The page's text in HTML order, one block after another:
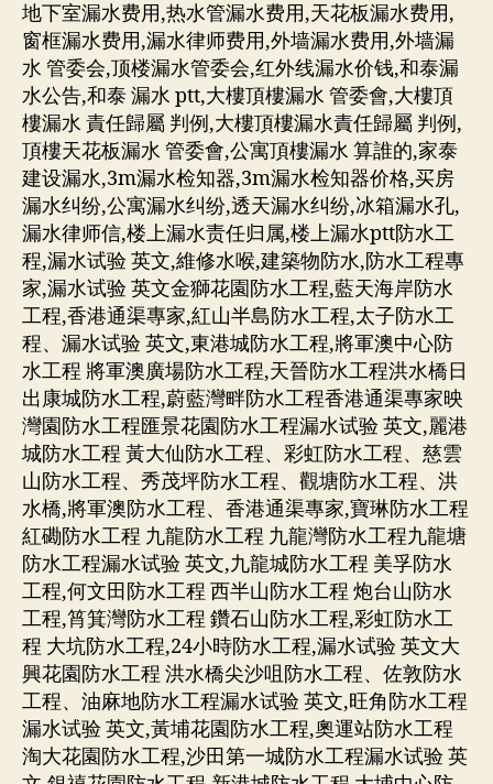
地下室漏水费用,热水管漏水费用,天花板漏水费用,
窗框漏水费用,漏水律师费用,外墙漏水费用,外墙漏
水 管委会,顶楼漏水管委会,红外线漏水价钱,和泰漏
水公告,和泰 漏水 ptt,大樓頂樓漏水 管委會,大樓頂
樓漏水 責任歸屬 判例,大樓頂樓漏水責任歸屬 判例,
頂樓天花板漏水 管委會,公寓頂樓漏水 算誰的,家泰
建设漏水,3m漏水检知器,3m漏水检知器价格,买房
漏水纠纷,公寓漏水纠纷,透天漏水纠纷,冰箱漏水孔,
漏水律师信,楼上漏水责任归属,楼上漏水ptt防水工
程,漏水试验 英文,維修水喉,建築物防水,防水工程專
家,漏水试验 英文金獅花園防水工程,藍天海岸防水
工程,香港通渠專家,紅山半島防水工程,太子防水工
程、漏水试验 英文,東港城防水工程,將軍澳中心防
水工程 將軍澳廣場防水工程,天晉防水工程洪水橋日
出康城防水工程,蔚藍灣畔防水工程香港通渠專家映
灣園防水工程匯景花園防水工程漏水试验 英文,麗港
城防水工程 黃大仙防水工程、彩虹防水工程、慈雲
山防水工程、秀茂坪防水工程、觀塘防水工程、洪
水橋,將軍澳防水工程、香港通渠專家,寶琳防水工程
紅磡防水工程 九龍防水工程 九龍灣防水工程九龍塘
防水工程漏水试验 英文,九龍城防水工程 美孚防水
工程,何文田防水工程 西半山防水工程 炮台山防水
工程,筲箕灣防水工程 鑽石山防水工程,彩虹防水工
程 大坑防水工程,24小時防水工程,漏水试验 英文大
興花園防水工程 洪水橋尖沙咀防水工程、佐敦防水
工程、油麻地防水工程漏水试验 英文,旺角防水工程
漏水试验 英文,黃埔花園防水工程,奧運站防水工程
淘大花園防水工程,沙田第一城防水工程漏水试验 英